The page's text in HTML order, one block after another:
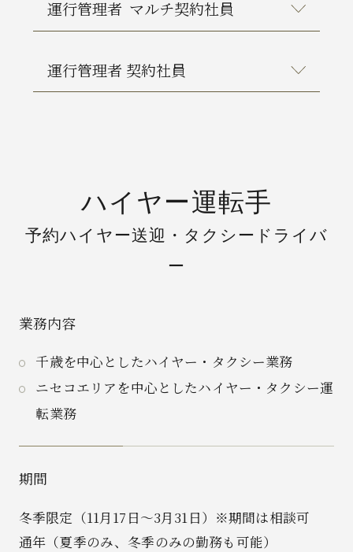
運行管理者 マルチ契約社員
運行管理者 契約社員
ハイヤー運転手
予約ハイヤー送迎・タクシードライバ
ー
業務内容
千歳を中心としたハイヤー・タクシー業務
ニセコエリアを中心としたハイヤー・タクシー運
転業務
期間
冬季限定（11月17日～3月31日）※期間は相談可
通年（夏季のみ、冬季のみの勤務も可能）